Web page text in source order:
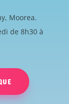
Moorea.
de 8h30 à